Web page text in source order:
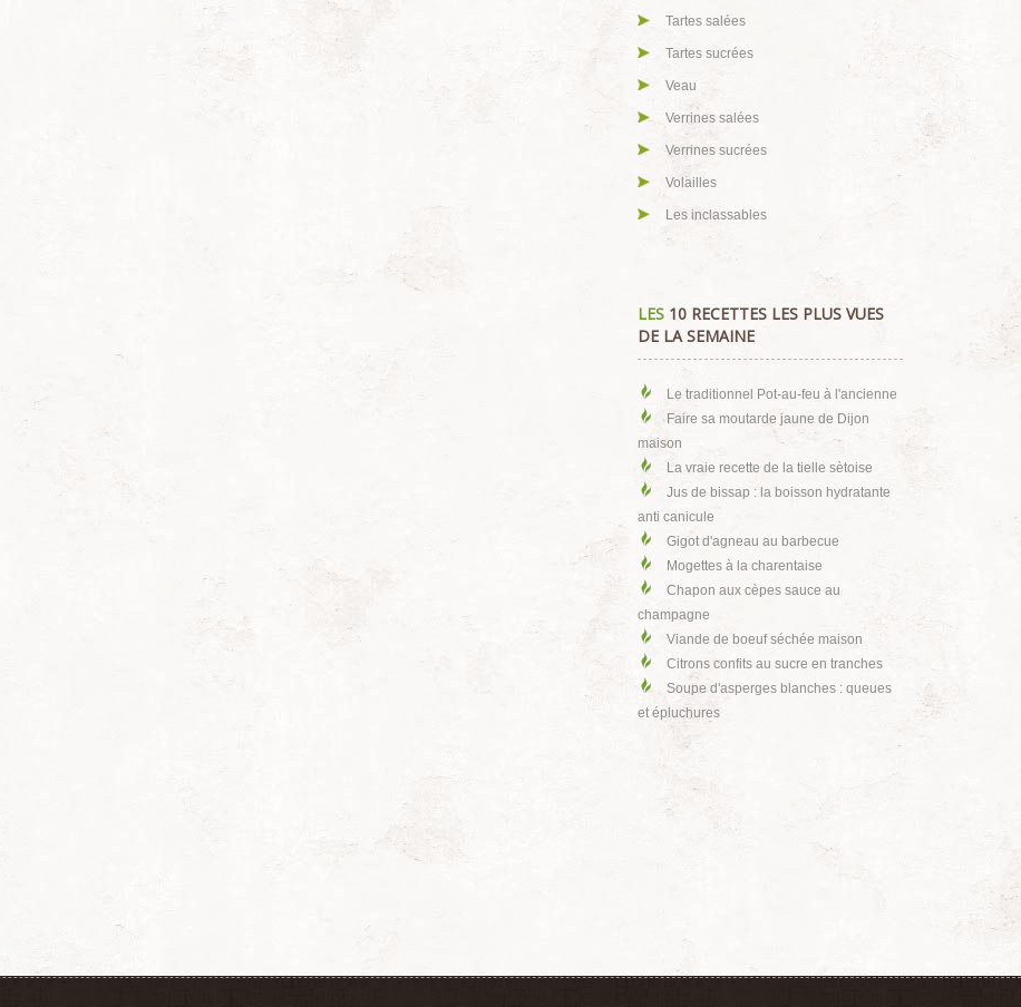
Tartes salées
Tartes sucrées
Veau
Verrines salées
Verrines sucrées
Volailles
Les inclassables
LES 10 RECETTES LES PLUS VUES
DE LA SEMAINE
Le traditionnel Pot-au-feu à l'ancienne
Faire sa moutarde jaune de Dijon
maison
La vraie recette de la tielle sètoise
Jus de bissap : la boisson hydratante
anti canicule
Gigot d'agneau au barbecue
Mogettes à la charentaise
Chapon aux cèpes sauce au
champagne
Viande de boeuf séchée maison
Citrons confits au sucre en tranches
Soupe d'asperges blanches : queues
et épluchures